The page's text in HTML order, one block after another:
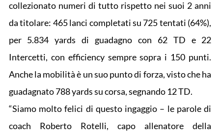
collezionato numeri di tutto rispetto nei suoi 2 anni
da titolare: 465 lanci completati su 725 tentati (64%),
per 5.834 yards di guadagno con 62 TD e 22
Intercetti, con efficiency sempre sopra i 150 punti.
Anche la mobilità è un suo punto di forza, visto che ha
guadagnato 788 yards su corsa, segnando 12 TD.
“Siamo molto felici di questo ingaggio – le parole di
coach Roberto Rotelli, capo allenatore della